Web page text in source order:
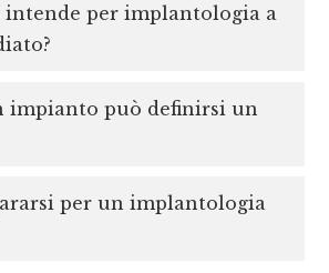
intende per implantologia a
impianto può definirsi un
per un implantologia